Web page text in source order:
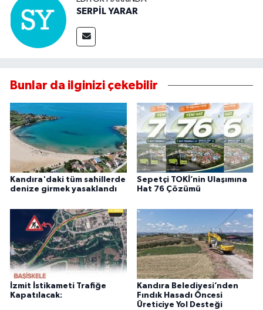
SERPİL YARAR
Bunlar da ilginizi çekebilir
Kandıra'daki tüm sahillerde
denize girmek yasaklandı
Sepetçi TOKİ’nin Ulaşımına
Hat 76 Çözümü
İzmit İstikameti Trafiğe
Kapatılacak:
Kandıra Belediyesi’nden
Fındık Hasadı Öncesi
Üreticiye Yol Desteği